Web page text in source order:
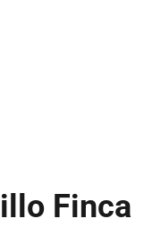
Finca